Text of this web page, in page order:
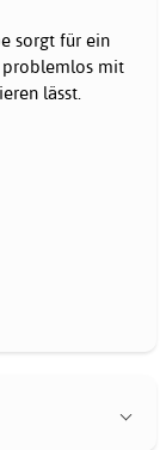
sorgt für ein
problemlos mit
lässt.